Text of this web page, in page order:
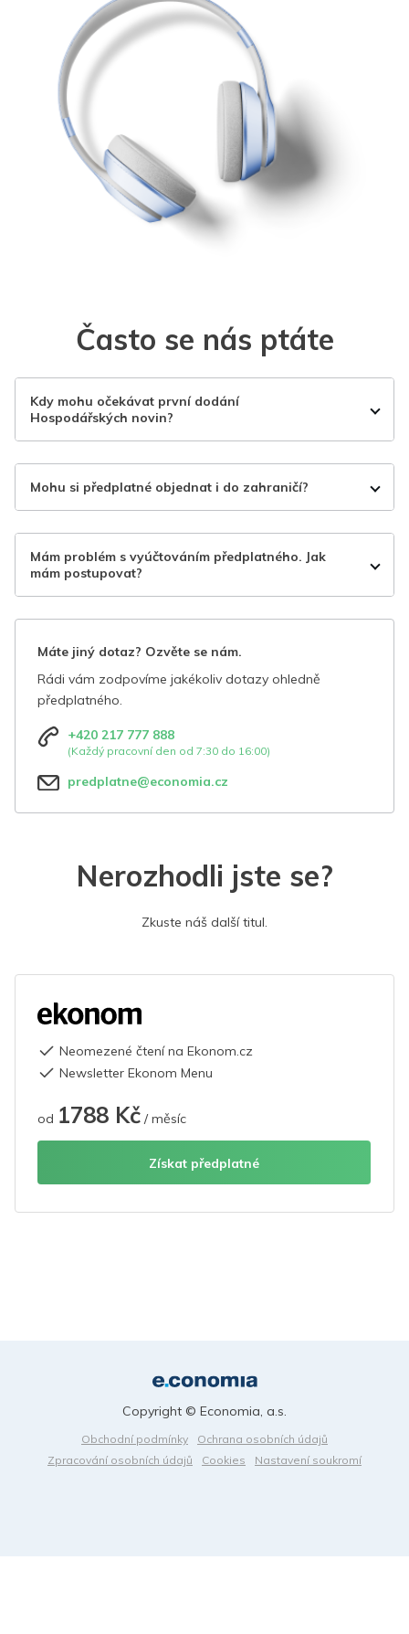
Často se nás ptáte
Kdy mohu očekávat první dodání
Hospodářských novin?
Mohu si předplatné objednat i do zahraničí?
Mám problém s vyúčtováním předplatného. Jak
mám postupovat?
Máte jiný dotaz? Ozvěte se nám.
Rádi vám zodpovíme jakékoliv dotazy ohledně
předplatného.
+420 217 777 888
(Každý pracovní den od 7:30 do 16:00)
predplatne@economia.cz
Nerozhodli jste se?
Zkuste náš další titul.
Neomezené čtení na Ekonom.cz
Newsletter Ekonom Menu
od 1788 Kč / měsíc
Získat předplatné
Obchodní podmínky
Ochrana osobních údajů
Zpracování osobních údajů
Cookies Nastavení soukromí
Copyright © Economia, a.s.